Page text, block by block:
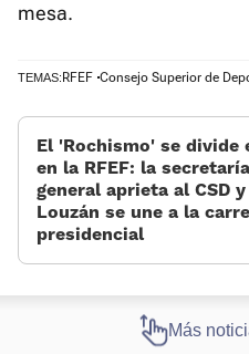
mesa.
TEMAS: RFEF Consejo Superior de
El 'Rochismo' se divide
en la RFEF: la secretaría
general aprieta al CSD y
Louzán se une a la
presidencial
Más